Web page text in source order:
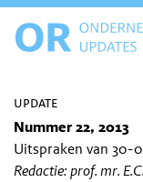
update
Nummer 22, 2013
Uitspraken van 30-
Redactie: prof. mr.